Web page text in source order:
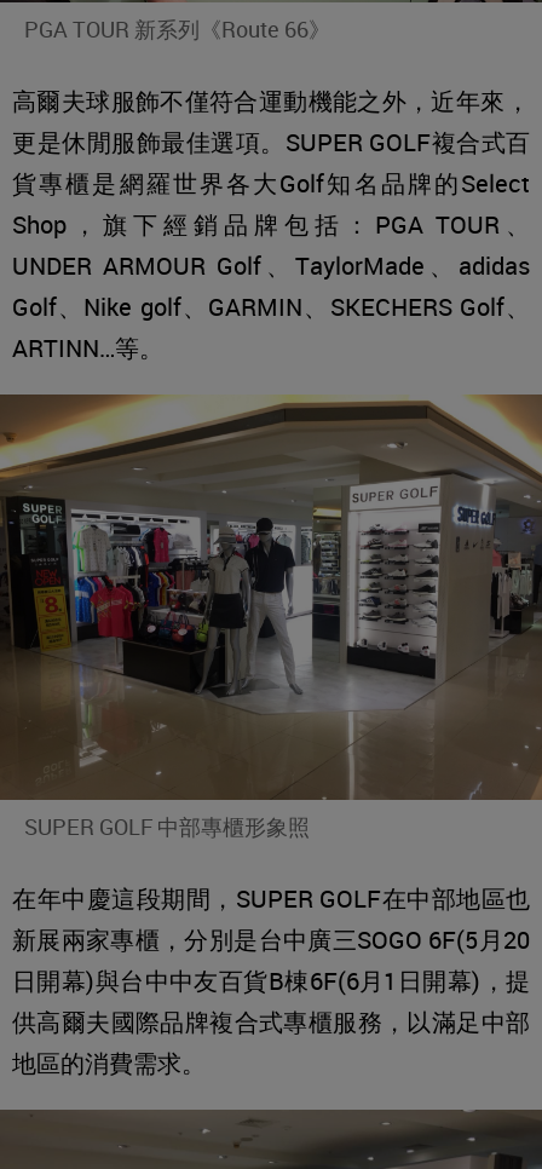
PGA TOUR 新系列《Route 66》
高爾夫球服飾不僅符合運動機能之外，近年來，
更是休閒服飾最佳選項。SUPER GOLF複合式百
貨專櫃是網羅世界各大Golf知名品牌的Select
Shop，旗下經銷品牌包括：PGA TOUR、
UNDER ARMOUR Golf、TaylorMade、adidas
Golf、Nike golf、GARMIN、SKECHERS Golf、
ARTINN…等。
SUPER GOLF 中部專櫃形象照
在年中慶這段期間，SUPER GOLF在中部地區也
新展兩家專櫃，分別是台中廣三SOGO 6F(5月20
日開幕)與台中中友百貨B棟6F(6月1日開幕) ，提
供高爾夫國際品牌複合式專櫃服務，以滿足中部
地區的消費需求。